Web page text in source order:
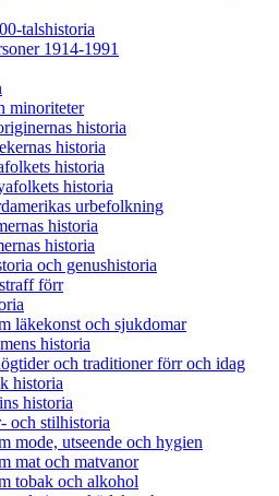
talshistoria
1914-1991
minoriteter
historia
historia
historia
historia
urbefolkning
historia
historia
och genushistoria
förr
läkekonst och sjukdomar
historia
och traditioner förr och idag
historia
historia
och stilhistoria
mode, utseende och hygien
mat och matvanor
tobak och alkohol